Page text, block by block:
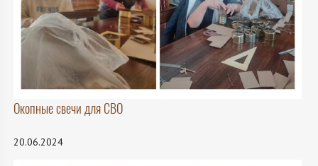
Окопные свечи для СВО
20.06.2024